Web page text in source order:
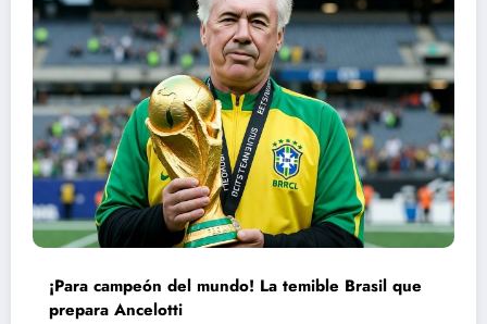
¡Para campeón del mundo! La temible Brasil que
prepara Ancelotti